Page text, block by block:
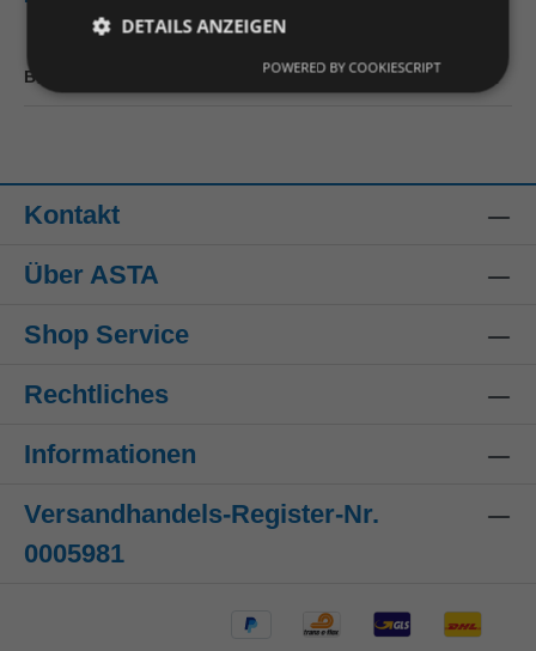
Bewertungen
Kontakt
Über ASTA
Shop Service
Rechtliches
Informationen
Versandhandels-Register-Nr.
0005981
DETAILS ANZEIGEN
POWERED BY COOKIESCRIPT